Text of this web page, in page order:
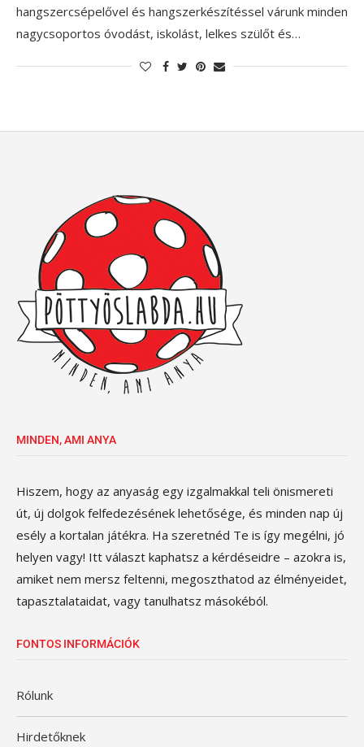
hangszercsépelővel és hangszerkészítéssel várunk minden
nagycsoportos óvodást, iskolást, lelkes szülőt és…
MINDEN, AMI ANYA
Hiszem, hogy az anyaság egy izgalmakkal teli önismereti
út, új dolgok felfedezésének lehetősége, és minden nap új
esély a kortalan játékra. Ha szeretnéd Te is így megélni, jó
helyen vagy! Itt választ kaphatsz a kérdéseidre – azokra is,
amiket nem mersz feltenni, megoszthatod az élményeidet,
tapasztalataidat, vagy tanulhatsz másokéból.
FONTOS INFORMÁCIÓK
Rólunk
Hirdetőknek